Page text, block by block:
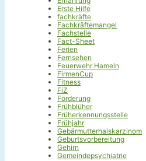
Erste Hilfe
fachkräfte
Fachkräftemangel
Fachstelle
Fact-Sheet
Ferien
Fernsehen
Feuerwehr Hameln
FirmenCup
Fitness
FiZ
Förderung
Frühblüher
Früherkennungsstelle
Frühjahr
Gebärmutterhalskarzinom
Geburtsvorbereitung
Gehirn
Gemeindepsychiatrie